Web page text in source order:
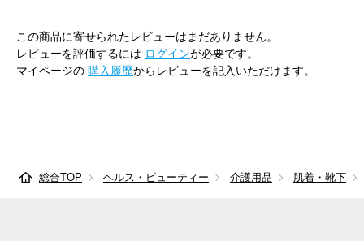
この商品に寄せられたレビューはまだありません。
レビューを評価するには ログインが必要です。
マイページの 購入履歴からレビューを記入いただけます。
総合TOP ヘルス・ビューティー 介護用品 肌着・靴下